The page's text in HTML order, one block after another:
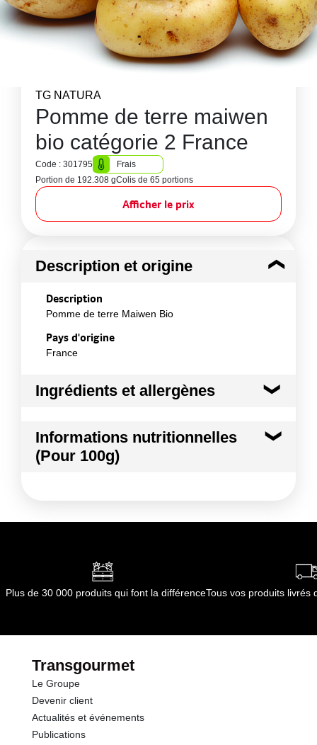
TG NATURA
Pomme de terre maiwen
bio catégorie 2 France
Code : 301795
Frais
Portion de 192.308 gColis de 65 portions
Afficher le prix
Description et origine
Description
Pomme de terre Maiwen Bio
Pays d'origine
France
Ingrédients et allergènes
Pomme de terre Maiwen Bio
Conformément aux informations transmises
Informations nutritionnelles
(Pour 100g)
Kilojoules 187 kj
dont Acides gras saturés 0.02 g
dont Sucres
Fibres
Protéines
Plus de 30 000 produits qui font la différenceTous vos produits livrés
Transgourmet
Le Groupe
Devenir client
Actualités et événements
Publications